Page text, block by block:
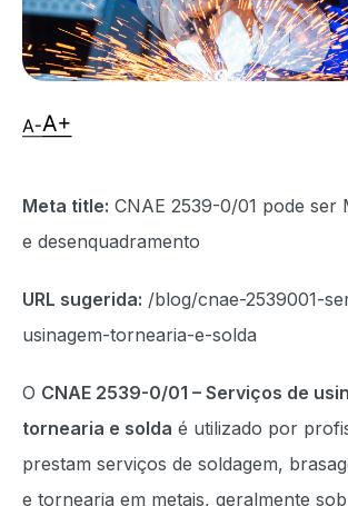
Meta title: CNAE 2539-0/01 pode ser
e desenquadramento
URL sugerida: /blog/cnae-2539001-
usinagem-tornearia-e-solda
O CNAE 2539-0/01 – Serviços de
tornearia e solda é utilizado por
prestam serviços de soldagem,
e tornearia em metais, geralmente